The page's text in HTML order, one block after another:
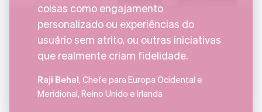
coisas como engajamento
personalizado ou experiências do
usuário sem atrito, ou outras iniciativas
que realmente criam fidelidade.
Raji Behal, Chefe para Europa Ocidental e
Meridional, Reino Unido e Irlanda